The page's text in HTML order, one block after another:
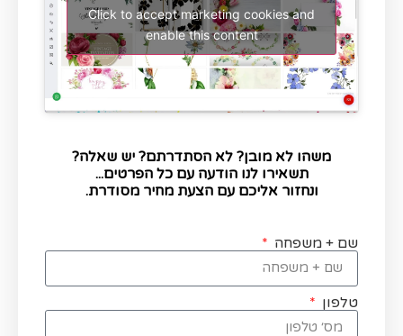
Click to accept marketing cookies and
enable this content
משהו לא מובן? לא הסתדרתם? יש שאלה?
תשאירו לנו הודעה עם כל הפרטים...
ונחזור אליכם עם הצעת מחיר מסודרת.
שם + משפחה
טלפון